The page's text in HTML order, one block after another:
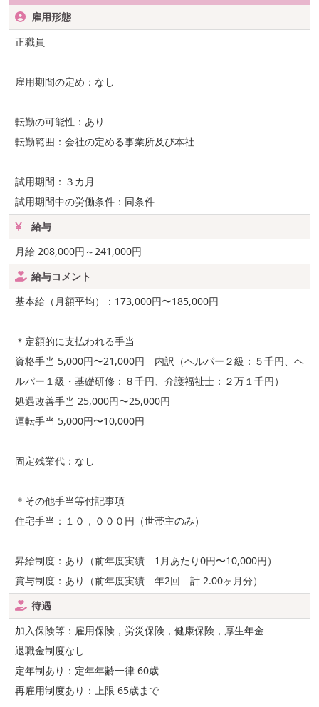
雇用形態
正職員
雇用期間の定め：なし
転勤の可能性：あり
転勤範囲：会社の定める事業所及び本社
試用期間：３カ月
試用期間中の労働条件：同条件
給与
月給 208,000円～241,000円
給与コメント
基本給（月額平均）：173,000円〜185,000円
＊定額的に支払われる手当
資格手当 5,000円〜21,000円 内訳（ヘルパー２級：５千円、ヘ
ルパー１級・基礎研修：８千円、介護福祉士：２万１千円）
処遇改善手当 25,000円〜25,000円
運転手当 5,000円〜10,000円
固定残業代：なし
＊その他手当等付記事項
住宅手当：１０，０００円（世帯主のみ）
昇給制度：あり（前年度実績 1月あたり0円〜10,000円）
賞与制度：あり（前年度実績 年2回 計 2.00ヶ月分）
待遇
加入保険等：雇用保険，労災保険，健康保険，厚生年金
退職金制度なし
定年制あり：定年年齢一律 60歳
再雇用制度あり：上限 65歳まで